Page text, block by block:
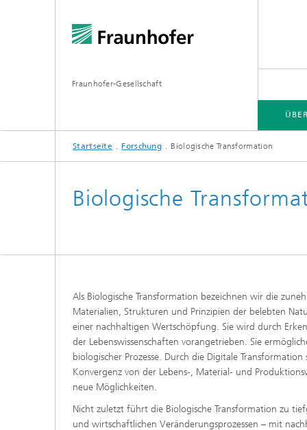
Fraunhofer-Gesellschaft
ÜBER FRAUNHOFER
INSTITUTE UND EINRICHTUNGEN
Fraunhofer-Allianzen
FORSCHUNG
Startseite Forschung Biologische Transformation
Biologische
Als Biologische Transformation bezeichnen wir die
Materialien, Strukturen und Prinzipien der belebten
einer nachhaltigen Wertschöpfung. Sie wird durch
der Lebenswissenschaften vorangetrieben. Sie
biologischer Prozesse. Durch die Digitale
Konvergenz von der Lebens-, Material- und
neue Möglichkeiten.
Nicht zuletzt führt die Biologische Transformation zu
und wirtschaftlichen Veränderungsprozessen – mit